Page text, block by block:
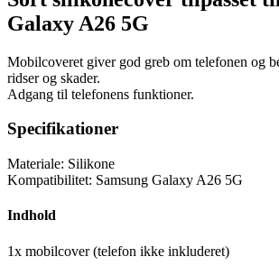
Galaxy A26 5G
Mobilcoveret giver god greb om telefonen og
ridser og skader.
Adgang til telefonens funktioner.
Specifikationer
Materiale: Silikone
Kompatibilitet: Samsung Galaxy A26 5G
Indhold
1x mobilcover (telefon ikke inkluderet)